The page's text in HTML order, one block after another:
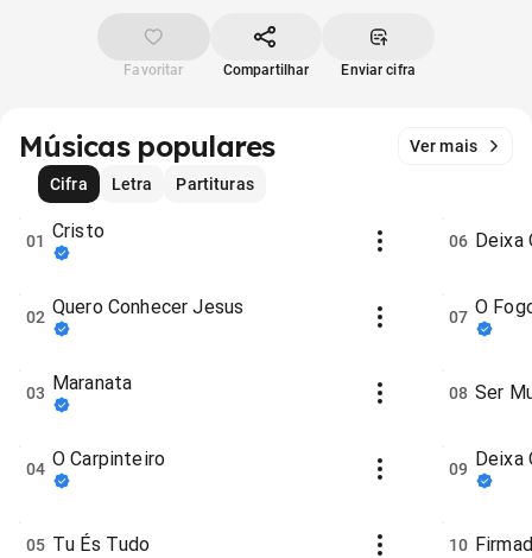
Favoritar Compartilhar Enviar cifra
Músicas populares
Ver mais
Cifra
Letra Partituras
01 Cristo
02 Quero Conhecer Jesus
03 Maranata
04 O Carpinteiro
05 Tu És Tudo
06 Deixa
07 O
08 Ser
09 Deixa
10